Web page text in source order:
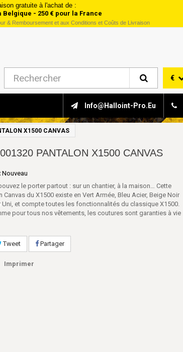
gratuite à l'achat de :
Belgique - 250 € pour la France
& Remboursement et aux Conditions et Coûts de Livraison
€
Info@halloint-Pro.eu
X1500 CANVAS
PANTALON X1500 CANVAS
Nouveau
le porter partout : sur un chantier, à la maison… Cette
Canvas du X1500 existe en Vert Armée, Bleu Acier, Beige Noir
Uni, et compte toutes les fonctionnalités du classique X1500.
pour tous nos vêtements, les coutures sont garanties à vie
Tweet Partager
Imprimer